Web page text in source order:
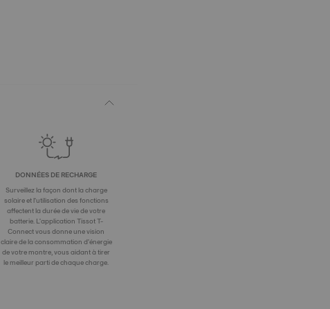
DONNÉES DE RECHARGE
Surveillez la façon dont la charge
solaire et l'utilisation des fonctions
affectent la durée de vie de votre
batterie. L'application Tissot T-
Connect vous donne une vision
claire de la consommation d'énergie
de votre montre, vous aidant à tirer
le meilleur parti de chaque charge.